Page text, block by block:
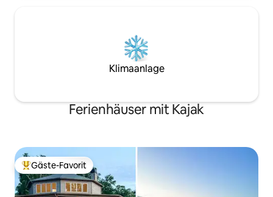
Klimaanlage
Ferienhäuser mit Kajak
Beliebter Gäste-Favorit.
Gäste-Favorit